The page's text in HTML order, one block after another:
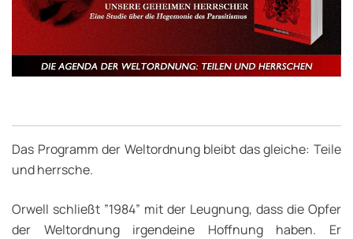
Das Programm der Weltordnung bleibt das gleiche: Teile
und herrsche.
Orwell schließt ”1984” mit der Leugnung, dass die Opfer
der Weltordnung irgendeine Hoffnung haben. Er